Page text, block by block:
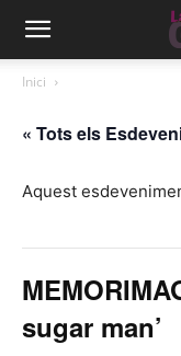
Inici
« Tots els
Aquest
sugar man’